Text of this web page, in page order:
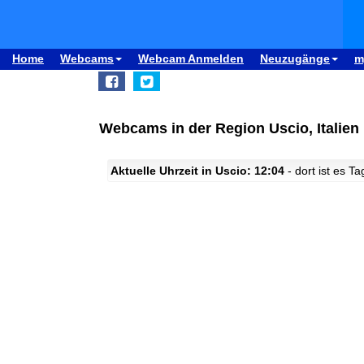
Home Webcams Webcam Anmelden Neuzugänge
Webcams in der Region Uscio, Italien
Aktuelle Uhrzeit in Uscio: 12:04 - dort ist es